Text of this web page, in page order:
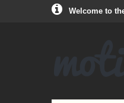
Welcome to